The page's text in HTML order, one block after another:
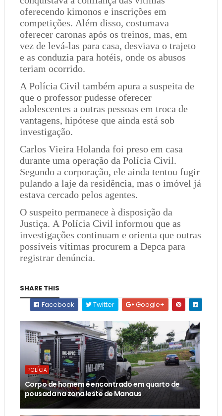
oferecendo kimonos e inscrições em
competições. Além disso, costumava
oferecer caronas após os treinos, mas, em
vez de levá-las para casa, desviava o trajeto
e as conduzia para hotéis, onde os abusos
teriam ocorrido.
A Polícia Civil também apura a suspeita de
que o professor pudesse oferecer
adolescentes a outras pessoas em troca de
vantagens, hipótese que ainda está sob
investigação.
Carlos Vieira Holanda foi preso em casa
durante uma operação da Polícia Civil.
Segundo a corporação, ele ainda tentou fugir
pulando a laje da residência, mas o imóvel já
estava cercado pelos agentes.
O suspeito permanece à disposição da
Justiça. A Polícia Civil informou que as
investigações continuam e orienta que outras
possíveis vítimas procurem a Depca para
registrar denúncia.
SHARE THIS
Facebook
Twitter Google+
POLÍCIA
Corpo de homem é encontrado em quarto de
pousada na zona leste de Manaus